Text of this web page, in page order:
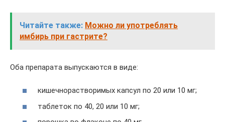
Читайте также: Можно ли употреблять
имбирь при гастрите?
Оба препарата выпускаются в виде:
кишечнорастворимых капсул по 20 или 10 мг;
таблеток по 40, 20 или 10 мг;